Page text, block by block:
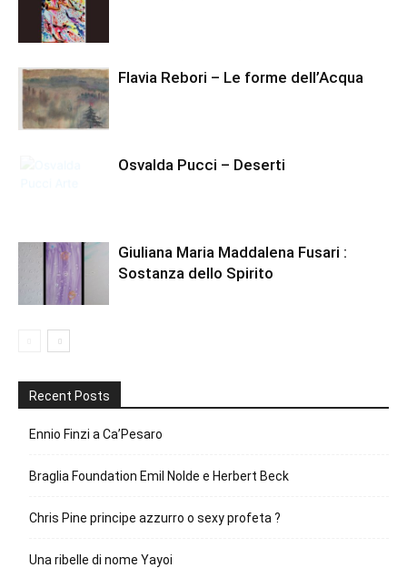
Flavia Rebori – Le forme dell’Acqua
Osvalda Pucci – Deserti
Giuliana Maria Maddalena Fusari :
Sostanza dello Spirito
Recent Posts
Ennio Finzi a Ca’Pesaro
Braglia Foundation Emil Nolde e Herbert Beck
Chris Pine principe azzurro o sexy profeta ?
Una ribelle di nome Yayoi